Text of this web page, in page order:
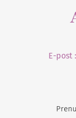
E-post :